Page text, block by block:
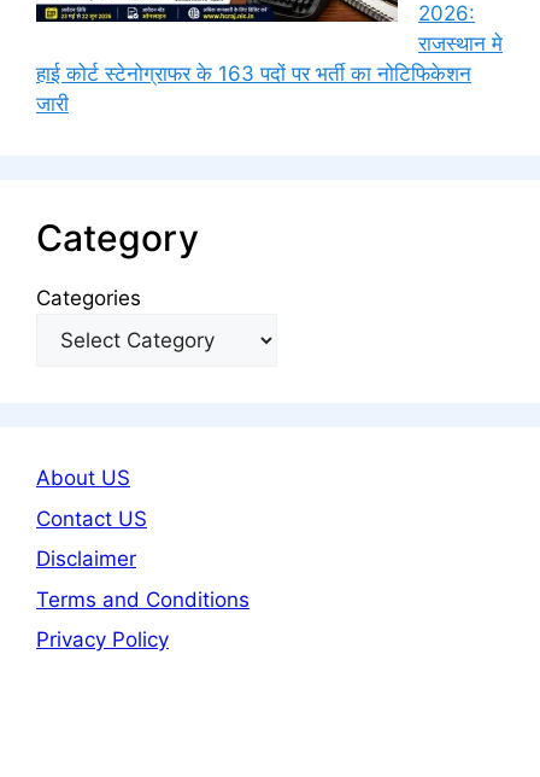
2026:
राजस्थान मे
हाई कोर्ट स्टेनोग्राफर के 163 पदों पर भर्ती का नोटिफिकेशन
जारी
Category
Categories
About US
Contact US
Disclaimer
Terms and Conditions
Privacy Policy